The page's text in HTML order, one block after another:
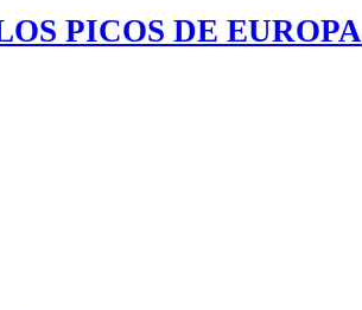
PICOS DE EUROPA